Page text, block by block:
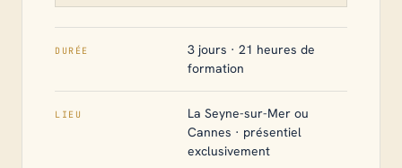
DURÉE
3 jours · 21 heures de
formation
LIEU
La Seyne-sur-Mer ou
Cannes · présentiel
exclusivement